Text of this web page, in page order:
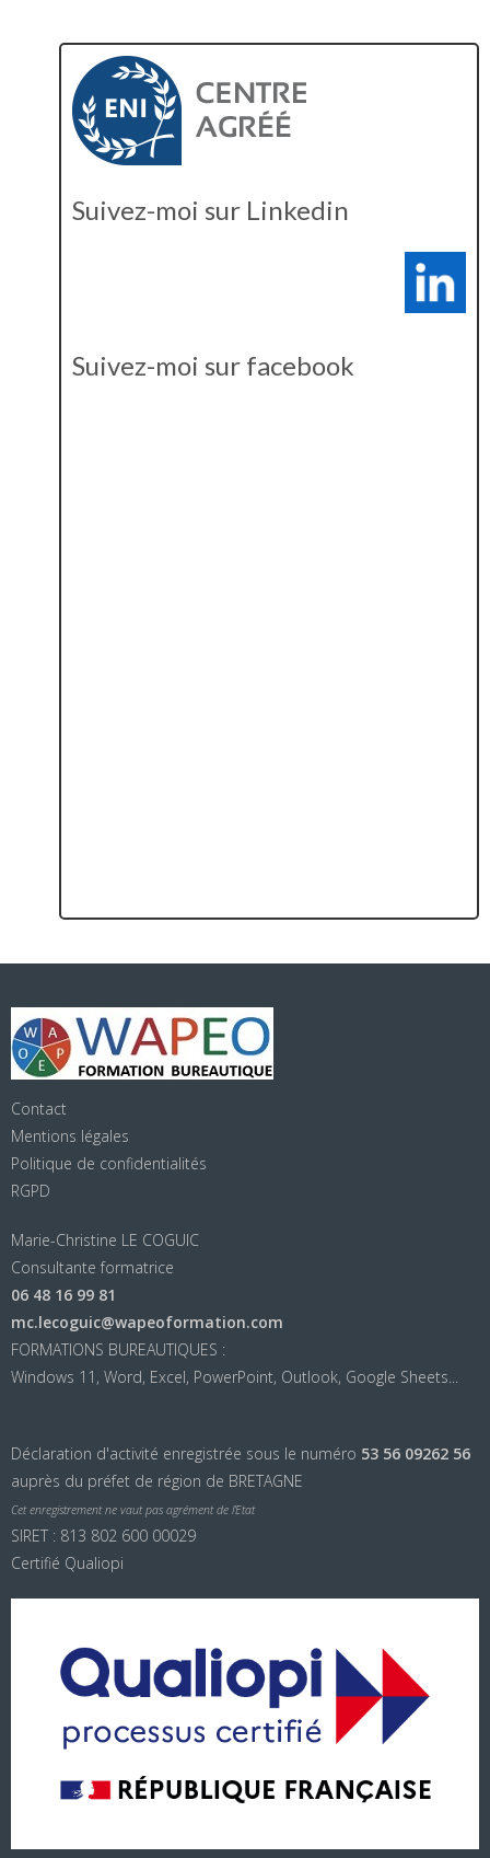
Suivez-moi sur Linkedin
Suivez-moi sur facebook
Contact
Mentions légales
Politique de confidentialités
RGPD
Marie-Christine LE COGUIC
Consultante formatrice
06 48 16 99 81
mc.lecoguic@wapeoformation.com
FORMATIONS BUREAUTIQUES :
Windows 11, Word, Excel, PowerPoint, Outlook, Google Sheets...
Déclaration d'activité enregistrée sous le numéro 53 56 09262 56
auprès du préfet de région de BRETAGNE
Cet enregistrement ne vaut pas agrément de l’Etat
SIRET : 813 802 600 00029
Certifié Qualiopi